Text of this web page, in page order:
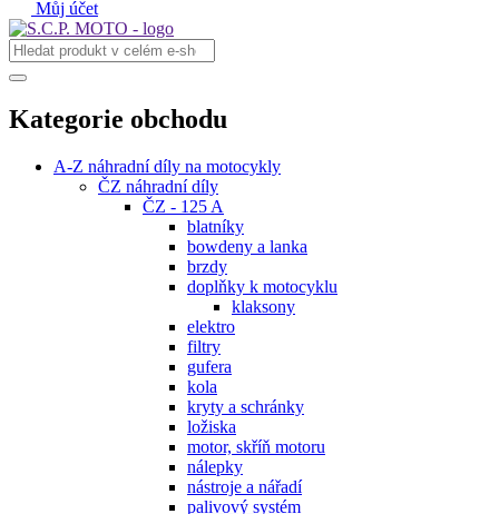
Můj účet
Kategorie obchodu
A-Z náhradní díly na motocykly
ČZ náhradní díly
ČZ - 125 A
blatníky
bowdeny a lanka
brzdy
doplňky k motocyklu
klaksony
elektro
filtry
gufera
kola
kryty a schránky
ložiska
motor, skříň motoru
nálepky
nástroje a nářadí
palivový systém